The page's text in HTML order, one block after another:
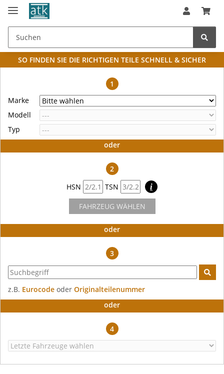
SO FINDEN SIE DIE RICHTIGEN TEILE SCHNELL & SICHER
1
Marke
Modell
Typ
oder
2
HSN
TSN i
FAHRZEUG WÄHLEN
oder
3
z.B. Eurocode oder Originalteilenummer
oder
4